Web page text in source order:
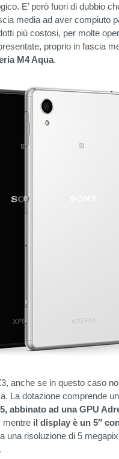
E’ però fuori di dubbio
media ad aver compiuto
più costosi, per molte
proprio in fascia
M4 Aqua.
anche se in questo caso
La dotazione comprende un
abbinato ad una GPU
mentre il display è un 5″
una risoluzione di 5